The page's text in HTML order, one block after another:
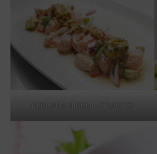
PERUANA NIKKEI – TIRADITO